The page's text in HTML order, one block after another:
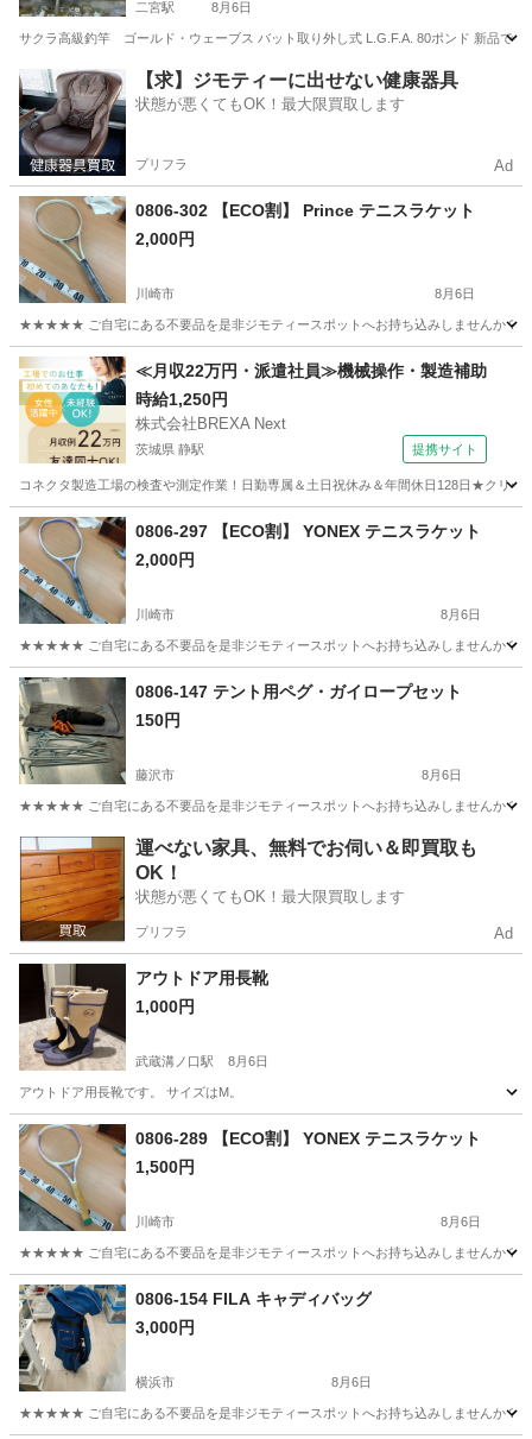
二宮駅 8月6日
サクラ高級釣竿 ゴールド・ウェーブス バット取り外し式 L.G.F.A. 80ポンド 新品で
神奈川 中郡 二宮駅 マリンスポーツ
【求】ジモティーに出せない健康器具
状態が悪くてもOK！最大限買取します
プリフラ Ad
0806-302 【ECO割】 Prince テニスラケット
2,000円
川崎市 8月6日
★★★★★ ご自宅にある不要品を是非ジモティースポットへお持ち込みしませんか？
神奈川 川崎市 テニス テニスラケット
≪月収22万円・派遣社員≫機械操作・製造補助
時給1,250円
株式会社BREXA Next
茨城県 静駅 提携サイト
コネクタ製造工場の検査や測定作業！日勤専属＆土日祝休み＆年間休日128日★クリ
茨城 常陸大宮市 その他
0806-297 【ECO割】 YONEX テニスラケット
2,000円
川崎市 8月6日
★★★★★ ご自宅にある不要品を是非ジモティースポットへお持ち込みしませんか？
神奈川 川崎市 YONEX
0806-147 テント用ペグ・ガイロープセット
150円
藤沢市 8月6日
★★★★★ ご自宅にある不要品を是非ジモティースポットへお持ち込みしませんか？
神奈川 藤沢市 その他 ペグ
運べない家具、無料でお伺い＆即買取も
OK！
状態が悪くてもOK！最大限買取します
プリフラ Ad
アウトドア用長靴
1,000円
武蔵溝ノ口駅 8月6日
アウトドア用長靴です。 サイズはM。
神奈川 川崎市 武蔵溝ノ口駅 マリンスポーツ アウトドア
0806-289 【ECO割】 YONEX テニスラケット
1,500円
川崎市 8月6日
★★★★★ ご自宅にある不要品を是非ジモティースポットへお持ち込みしませんか？
神奈川 川崎市 YONEX
0806-154 FILA キャディバッグ
3,000円
横浜市 8月6日
★★★★★ ご自宅にある不要品を是非ジモティースポットへお持ち込みしませんか？